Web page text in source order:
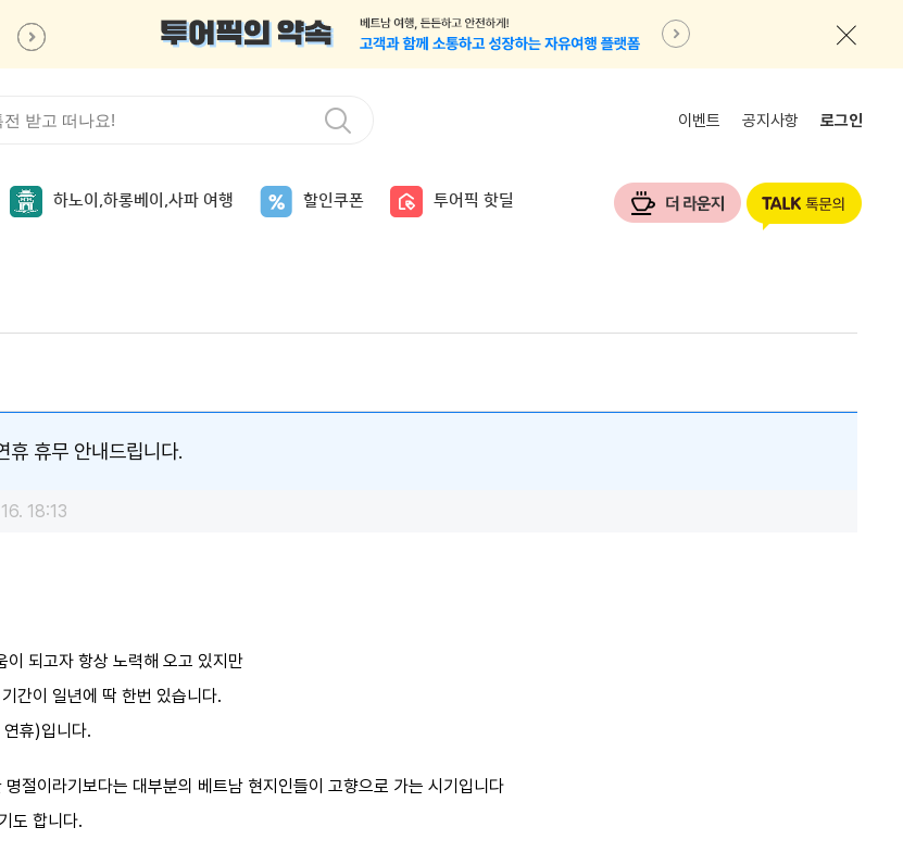
이벤트 공지사항 로그인
하노이,하롱베이,사파 여행 할인쿠폰 투어픽 핫딜
휴무 안내드립니다.
18:13
되고자 항상 노력해 오고 있지만
간이 일년에 딱 한번 있습니다.
휴)입니다.
절이라기보다는 대부분의 베트남 현지인들이 고향으로 가는 시기입니다
도 합니다.